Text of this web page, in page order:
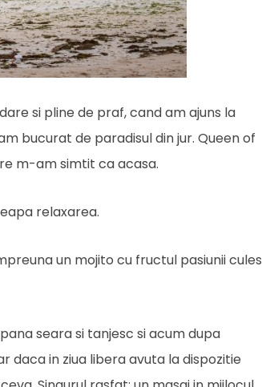
si pline de praf, cand am ajuns la
bucurat de paradisul din jur. Queen of
m-am simtit ca acasa.
relaxarea.
un mojito cu fructul pasiunii cules
seara si tanjesc si acum dupa
daca in ziua libera avuta la dispozitie